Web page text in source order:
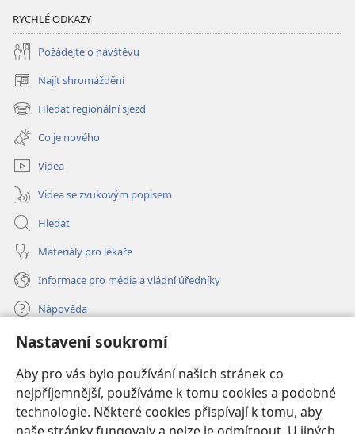
Nastavení soukromí
Aby pro vás bylo používání našich stránek co
nejpříjemnější, používáme k tomu cookies a podobné
technologie. Některé cookies přispívají k tomu, aby
RYCHLÉ ODKAZY
Požádejte o návštěvu
Najít shromáždění
(otevřeno
nové
okno)
Hledat regionální sjezd
(otevřeno
nové
okno)
Co je nového
Videa
Videa se zvukovým popisem
Hledat
Materiály pro lékaře
Informace pro média a vládní úředníky
Nápověda
Dary
nové
okno) ONLINE KNIHOVNA Strážné věže
(otevřeno
nové
okno)JW Hub®